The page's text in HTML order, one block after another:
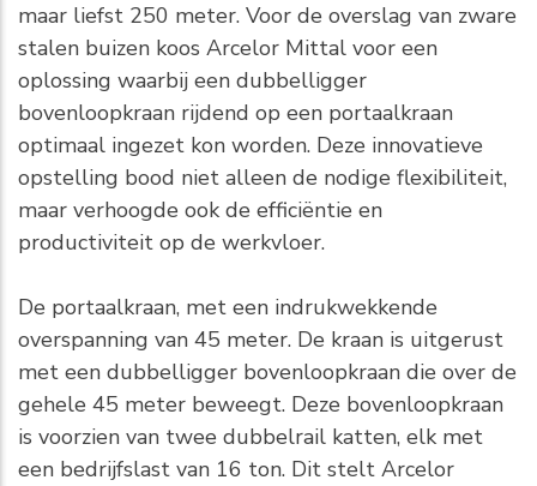
maar liefst 250 meter. Voor de overslag van zware
stalen buizen koos Arcelor Mittal voor een
oplossing waarbij een dubbelligger
bovenloopkraan rijdend op een portaalkraan
optimaal ingezet kon worden. Deze innovatieve
opstelling bood niet alleen de nodige flexibiliteit,
maar verhoogde ook de efficiëntie en
productiviteit op de werkvloer.
De portaalkraan, met een indrukwekkende
overspanning van 45 meter. De kraan is uitgerust
met een dubbelligger bovenloopkraan die over de
gehele 45 meter beweegt. Deze bovenloopkraan
is voorzien van twee dubbelrail katten, elk met
een bedrijfslast van 16 ton. Dit stelt Arcelor